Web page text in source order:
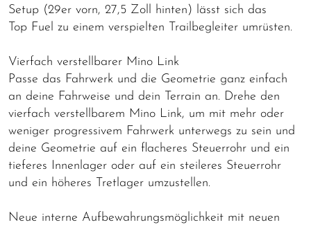
Setup (29er vorn, 27,5 Zoll hinten) lässt sich das
Top Fuel zu einem verspielten Trailbegleiter umrüsten.
Vierfach verstellbarer Mino Link
Passe das Fahrwerk und die Geometrie ganz einfach
an deine Fahrweise und dein Terrain an. Drehe den
vierfach verstellbarem Mino Link, um mit mehr oder
weniger progressivem Fahrwerk unterwegs zu sein und
deine Geometrie auf ein flacheres Steuerrohr und ein
tieferes Innenlager oder auf ein steileres Steuerrohr
und ein höheres Tretlager umzustellen.
Neue interne Aufbewahrungsmöglichkeit mit neuen